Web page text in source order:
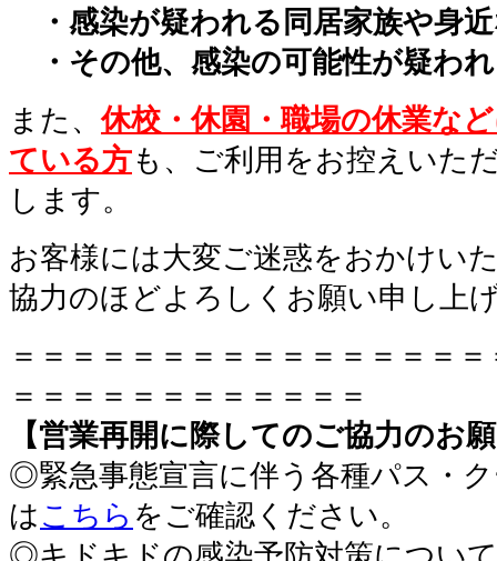
・感染が疑われる同居家族や身
・その他、感染の可能性が疑わ
また、休校・休園・職場の休業な
ている方も、ご利用をお控えいた
します。
お客様には大変ご迷惑をおかけい
協力のほどよろしくお願い申し上
＝＝＝＝＝＝＝＝＝＝＝＝＝＝＝
＝＝＝＝＝＝＝＝＝＝＝＝
【営業再開に際してのご協力のお
◎緊急事態宣言に伴う各種パス・
は こちら をご確認ください。